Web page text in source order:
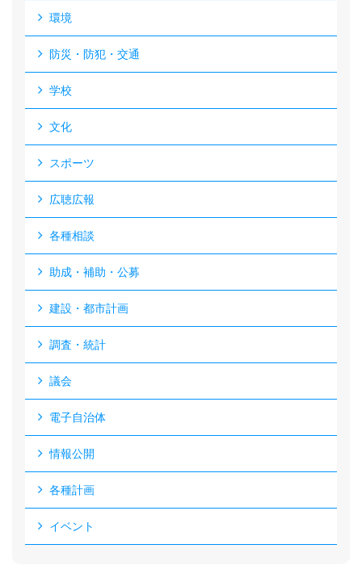
環境
防災・防犯・交通
学校
文化
スポーツ
広聴広報
各種相談
助成・補助・公募
建設・都市計画
調査・統計
議会
電子自治体
情報公開
各種計画
イベント